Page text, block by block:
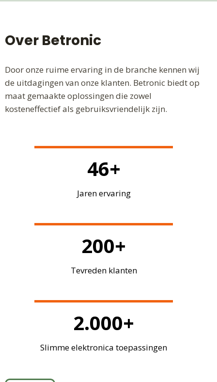
Over Betronic
Door onze ruime ervaring in de branche kennen wij
de uitdagingen van onze klanten. Betronic biedt op
maat gemaakte oplossingen die zowel
kosteneffectief als gebruiksvriendelijk zijn.
46+
Jaren ervaring
200+
Tevreden klanten
2.000+
Slimme elektronica toepassingen